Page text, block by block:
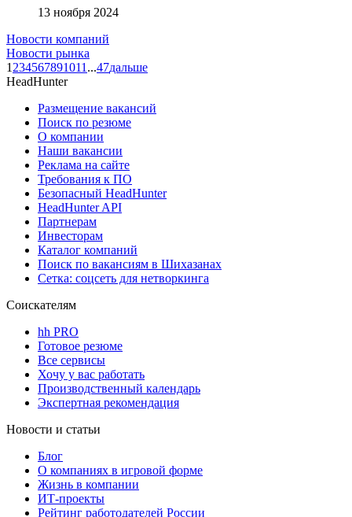
13 ноября 2024
Новости компаний
Новости рынка
1 234567891011 ...47дальше
HeadHunter
Размещение вакансий
Поиск по резюме
О компании
Наши вакансии
Реклама на сайте
Требования к ПО
Безопасный HeadHunter
HeadHunter API
Партнерам
Инвесторам
Каталог компаний
Поиск по вакансиям в Шихазанах
Сетка: соцсеть для нетворкинга
Соискателям
hh PRO
Готовое резюме
Все сервисы
Хочу у вас работать
Производственный календарь
Экспертная рекомендация
Новости и статьи
Блог
О компаниях в игровой форме
Жизнь в компании
ИТ-проекты
Рейтинг работодателей России